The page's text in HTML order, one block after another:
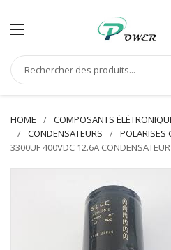
HOME COMPOSANTS
CONDENSATEURS
POLARISES
3300UF 400VDC 12.6A